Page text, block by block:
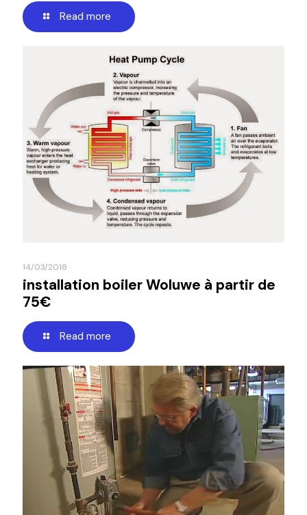
Read more
14/03/2018
installation boiler Woluwe à partir de
75€
Read more